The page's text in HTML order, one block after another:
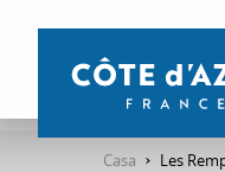
contenu
Casa Les